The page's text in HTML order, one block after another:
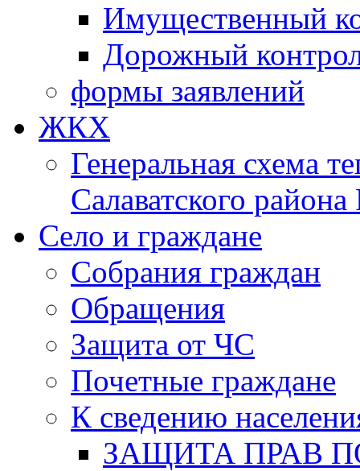
Имущественный
Дорожный
формы заявлений
ЖКХ
Генеральная схема
Салаватского района
Село и граждане
Собрания граждан
Обращения
Защита от ЧС
Почетные граждане
К сведению
ЗАЩИТА ПРАВ